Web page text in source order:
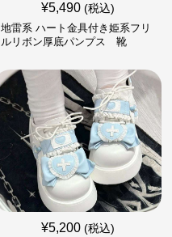
¥5,490 (税込)
地雷系 ハート金具付き姫系フリ
ルリボン厚底パンプス 靴
¥5,200 (税込)